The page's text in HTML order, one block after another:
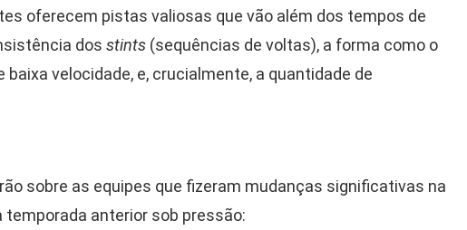
oferecem pistas valiosas que vão além dos tempos de
dos stints (sequências de voltas), a forma como o
velocidade, e, crucialmente, a quantidade de
sobre as equipes que fizeram mudanças significativas na
anterior sob pressão: